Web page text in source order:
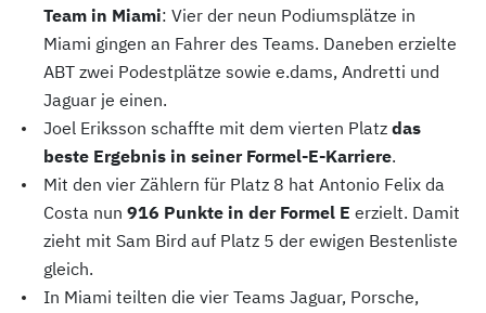
Team in Miami: Vier der neun Podiumsplätze in
Miami gingen an Fahrer des Teams. Daneben erzielte
ABT zwei Podestplätze sowie e.dams, Andretti und
Jaguar je einen.
Joel Eriksson schaffte mit dem vierten Platz das
beste Ergebnis in seiner Formel-E-Karriere.
Mit den vier Zählern für Platz 8 hat Antonio Felix da
Costa nun 916 Punkte in der Formel E erzielt. Damit
zieht mit Sam Bird auf Platz 5 der ewigen Bestenliste
gleich.
In Miami teilten die vier Teams Jaguar, Porsche,